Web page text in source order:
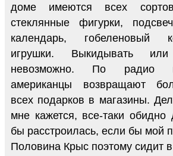
доме имеются всех
стеклянные фигурки,
календарь, гобеленовый
игрушки. Выкидывать или
невозможно. По радио
американцы возвращают
всех подарков в магазины.
мне кажется, все-таки
бы расстроилась, если бы мой
Половина Крыс поэтому сидит